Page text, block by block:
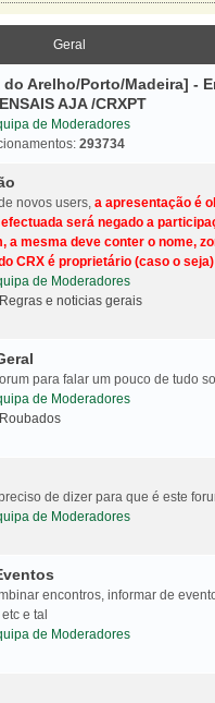
Geral
Arelho/Porto/Madeira] -
AJA /CRXPT
de Moderadores
293734
novos users, a apresentação é
será negado a
a mesma deve conter o nome,
CRX é proprietário (caso o seja)
de Moderadores
Regras e noticias gerais
para falar um pouco de tudo
de Moderadores
Roubados
de dizer para que é este
de Moderadores
encontros, informar de
e tal
de Moderadores